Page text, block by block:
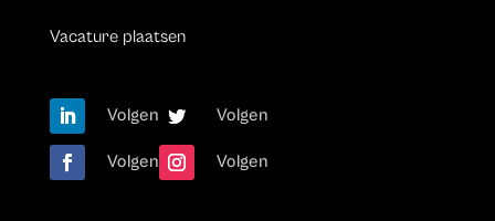
Vacature plaatsen
Volgen Volgen
Volgen Volgen